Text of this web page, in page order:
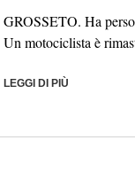
GROSSETO. Ha
Un motociclista è
LEGGI DI PIÙ